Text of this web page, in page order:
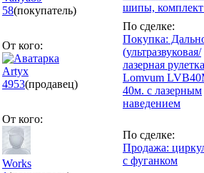
58(покупатель)
шипы,
От кого:
Artyx
4953(продавец)
По сделке:
Покупка:
(ультразвуковая/
лазерная
Lomvum
40м. с лазерным
наведением
От кого:
Works
По сделке:
Продажа:
с фуганком